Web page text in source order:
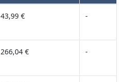
43,99 € -
266,04 € -